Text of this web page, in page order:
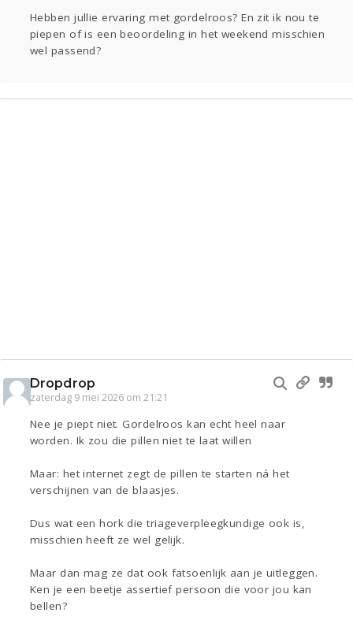
Hebben jullie ervaring met gordelroos? En zit ik nou te
piepen of is een beoordeling in het weekend misschien
wel passend?
Dropdrop
zaterdag 9 mei 2026 om 21:21
Nee je piept niet. Gordelroos kan echt heel naar
worden. Ik zou die pillen niet te laat willen
Maar: het internet zegt de pillen te starten ná het
verschijnen van de blaasjes.
Dus wat een hork die triageverpleegkundige ook is,
misschien heeft ze wel gelijk.
Maar dan mag ze dat ook fatsoenlijk aan je uitleggen.
Ken je een beetje assertief persoon die voor jou kan
bellen?